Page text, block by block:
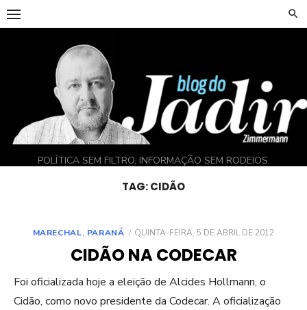
Skip
to
POLÍTICA SEM FILTRO, INFORMAÇÃO SEM RODEIOS.
TAG:CIDÃO
MARECHAL, PARANÁ
POSTED
QUINTA-FEIRA, 5 DE ABRIL DE 2012
CIDÃO NA CODECAR
Foi oficializada hoje a eleição de Alcides Hollmann, o
Cidão, como novo presidente da Codecar. A oficialização